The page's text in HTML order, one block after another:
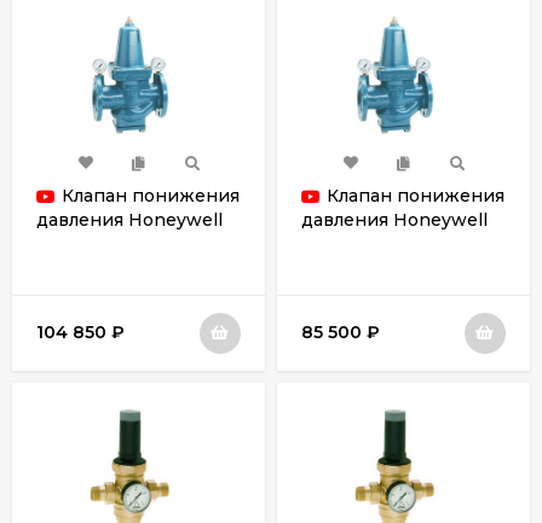
Клапан понижения
давления Honeywell
104 850 ₽
Клапан понижения
давления Honeywell
85 500 ₽